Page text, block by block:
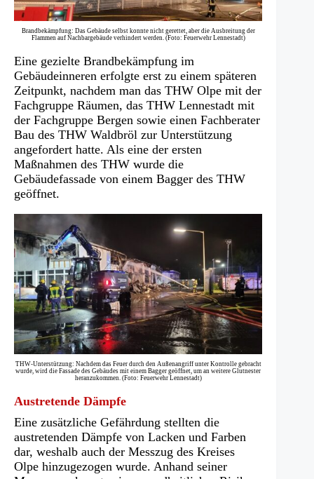
Brandbekämpfung: Das Gebäude selbst konnte nicht gerettet, aber die Ausbreitung der
Flammen auf Nachbargebäude verhindert werden. (Foto: Feuerwehr Lennestadt)
Eine gezielte Brandbekämpfung im
Gebäudeinneren erfolgte erst zu einem späteren
Zeitpunkt, nachdem man das THW Olpe mit der
Fachgruppe Räumen, das THW Lennestadt mit
der Fachgruppe Bergen sowie einen Fachberater
Bau des THW Waldbröl zur Unterstützung
angefordert hatte. Als eine der ersten
Maßnahmen des THW wurde die
Gebäudefassade von einem Bagger des THW
geöffnet.
THW-Unterstützung: Nachdem das Feuer durch den Außenangriff unter Kontrolle gebracht
wurde, wird die Fassade des Gebäudes mit einem Bagger geöffnet, um an weitere Glutnester
heranzukommen. (Foto: Feuerwehr Lennestadt)
Austretende Dämpfe
Eine zusätzliche Gefährdung stellten die
austretenden Dämpfe von Lacken und Farben
dar, weshalb auch der Messzug des Kreises
Olpe hinzugezogen wurde. Anhand seiner